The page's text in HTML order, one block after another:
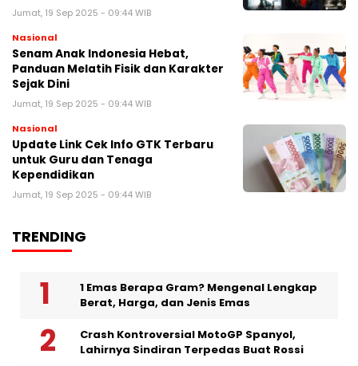
Jumat, 19 Sep 2025 - 09:44 WIB
Nasional
Senam Anak Indonesia Hebat,
Panduan Melatih Fisik dan Karakter
Sejak Dini
Jumat, 19 Sep 2025 - 09:44 WIB
Nasional
Update Link Cek Info GTK Terbaru
untuk Guru dan Tenaga
Kependidikan
Jumat, 19 Sep 2025 - 09:44 WIB
TRENDING
1 Emas Berapa Gram? Mengenal Lengkap
Berat, Harga, dan Jenis Emas
Crash Kontroversial MotoGP Spanyol,
Lahirnya Sindiran Terpedas Buat Rossi